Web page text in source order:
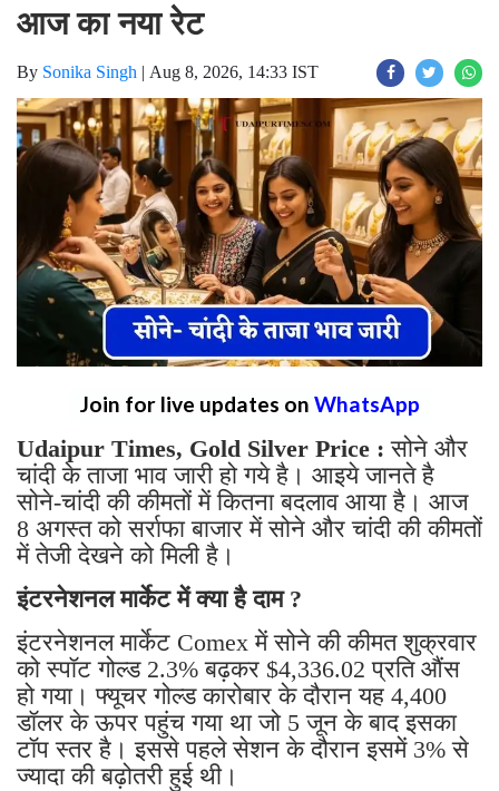
आज का नया रेट
By Sonika Singh | Aug 8, 2026, 14:33 IST
Join for live updates on WhatsApp
Udaipur Times, Gold Silver Price :सोने और
चांदी के ताजा भाव जारी हो गये है। आइये जानते है
सोने-चांदी की कीमतों में कितना बदलाव आया है। आज
8 अगस्त को सर्राफा बाजार में सोने और चांदी की कीमतों
में तेजी देखने को मिली है।
इंटरनेशनल मार्केट में क्या है दाम ?
इंटरनेशनल मार्केट Comex में सोने की कीमत शुक्रवार
को स्पॉट गोल्ड 2.3% बढ़कर $4,336.02 प्रति औंस
हो गया। फ्यूचर गोल्ड कारोबार के दौरान यह 4,400
डॉलर के ऊपर पहुंच गया था जो 5 जून के बाद इसका
टॉप स्तर है। इससे पहले सेशन के दौरान इसमें 3% से
ज्यादा की बढ़ोतरी हुई थी।